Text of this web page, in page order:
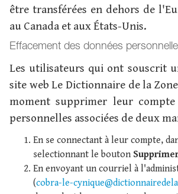
être transférées en dehors de
au Canada et aux États-Unis.
Effacement des données
Les utilisateurs qui ont souscrit
site web Le Dictionnaire de la
moment supprimer leur
personnelles associées de deux
En se connectant à leur compte,
selectionnant le bouton
En envoyant un courriel à
(cobra-le-